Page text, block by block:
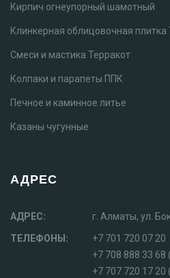
Кирпич огнеупорный шамотный
Клинкерная облицовочная плитка
Смеси и мастика Терракот
Колпаки и парапеты ППК
Печное и каминное литье
Казаны чугунные
АДРЕС
АДРЕС:
г. Алматы, ул.
ТЕЛЕФОНЫ:
+7 701 720 07 20
+7 708 888 33 68
+7 707 720 17 20